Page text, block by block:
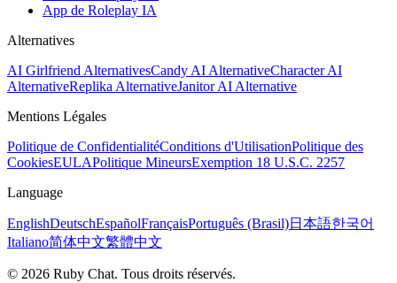
App de Roleplay IA
Alternatives
AI Girlfriend AlternativesCandy AI AlternativeCharacter AI
AlternativeReplika AlternativeJanitor AI Alternative
Mentions Légales
Politique de ConfidentialitéConditions d'UtilisationPolitique des
CookiesEULAPolitique MineursExemption 18 U.S.C. 2257
Language
EnglishDeutschEspañolFrançaisPortuguês (Brasil)日本語한국어
Italiano简体中文繁體中文
© 2026 Ruby Chat. Tous droits réservés.